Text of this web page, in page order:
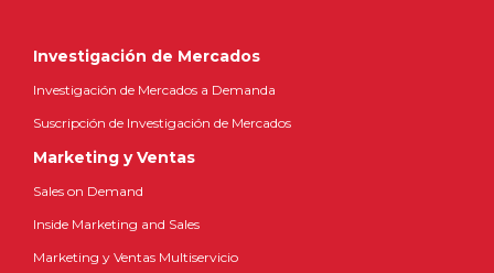
Investigación de Mercados
Investigación de Mercados a Demanda
Suscripción de Investigación de Mercados
Marketing y Ventas
Sales on Demand
Inside Marketing and Sales
Marketing y Ventas Multiservicio